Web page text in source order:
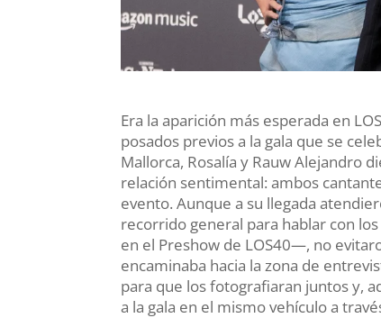
Era la aparición más esperada en
posados previos a la gala que se
Mallorca, Rosalía y Rauw Alejandro
relación sentimental: ambos
evento. Aunque a su llegada
recorrido general para hablar con
en el Preshow de LOS40—, no
encaminaba hacia la zona de
para que los fotografiaran juntos y,
a la gala en el mismo vehículo a